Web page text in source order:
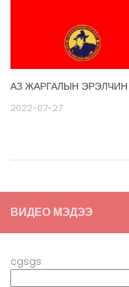
АЗ ЖАРГАЛЫН ЭРЭЛЧИН
2022-07-27
ВИДЕО МЭДЭЭ
cgsgs